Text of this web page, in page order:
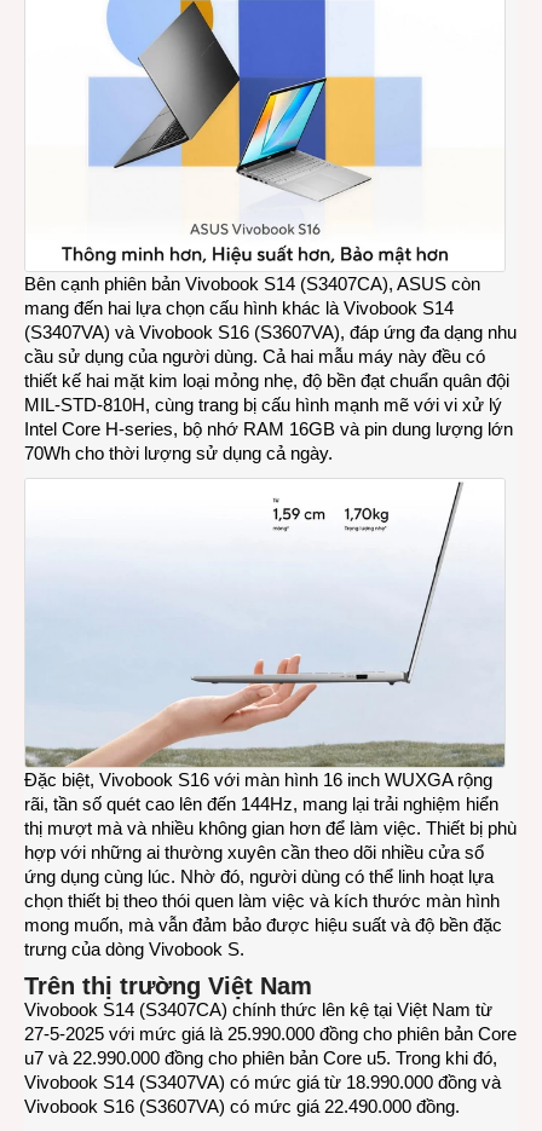
Bên cạnh phiên bản Vivobook S14 (S3407CA), ASUS còn
mang đến hai lựa chọn cấu hình khác là Vivobook S14
(S3407VA) và Vivobook S16 (S3607VA), đáp ứng đa dạng nhu
cầu sử dụng của người dùng. Cả hai mẫu máy này đều có
thiết kế hai mặt kim loại mỏng nhẹ, độ bền đạt chuẩn quân đội
MIL-STD-810H, cùng trang bị cấu hình mạnh mẽ với vi xử lý
Intel Core H-series, bộ nhớ RAM 16GB và pin dung lượng lớn
70Wh cho thời lượng sử dụng cả ngày.
Đặc biệt, Vivobook S16 với màn hình 16 inch WUXGA rộng
rãi, tần số quét cao lên đến 144Hz, mang lại trải nghiệm hiển
thị mượt mà và nhiều không gian hơn để làm việc. Thiết bị phù
hợp với những ai thường xuyên cần theo dõi nhiều cửa sổ
ứng dụng cùng lúc. Nhờ đó, người dùng có thể linh hoạt lựa
chọn thiết bị theo thói quen làm việc và kích thước màn hình
mong muốn, mà vẫn đảm bảo được hiệu suất và độ bền đặc
trưng của dòng Vivobook S.
Trên thị trường Việt Nam
Vivobook S14 (S3407CA) chính thức lên kệ tại Việt Nam từ
27-5-2025 với mức giá là 25.990.000 đồng cho phiên bản Core
u7 và 22.990.000 đồng cho phiên bản Core u5. Trong khi đó,
Vivobook S14 (S3407VA) có mức giá từ 18.990.000 đồng và
Vivobook S16 (S3607VA) có mức giá 22.490.000 đồng.